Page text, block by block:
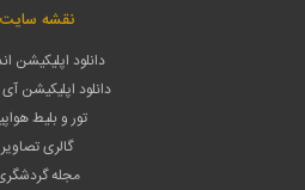
نقشه سایت
دانلود اپلیکیشن
دانلود اپلیکیشن
تور و بلیط
گالری تصاویر
مجله